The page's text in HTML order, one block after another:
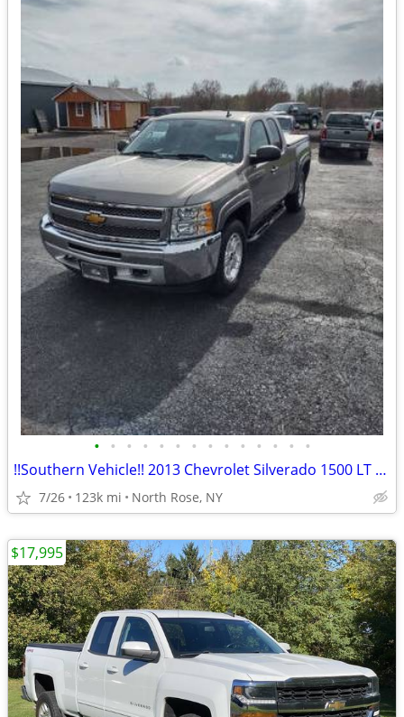
• • • • • • • • • • • • • •
!!Southern Vehicle!! 2013 Chevrolet Silverado 1500 LT 5.3L V8 4x4
7/26 123k mi North Rose, NY
$17,995